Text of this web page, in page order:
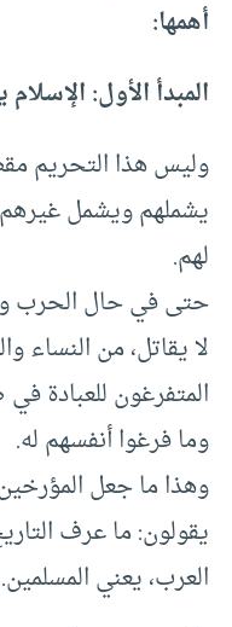
أهمها:
المبدأ الأول:
وليس هذا التحريم
يشملهم ويشمل
لهم.
حتى في حال الحرب
لا يقاتل، من النساء
المتفرغون للعبادة
وما فرغوا أنفسهم له.
وهذا ما جعل
يقولون: ما عرف
العرب، يعني المسلمين.